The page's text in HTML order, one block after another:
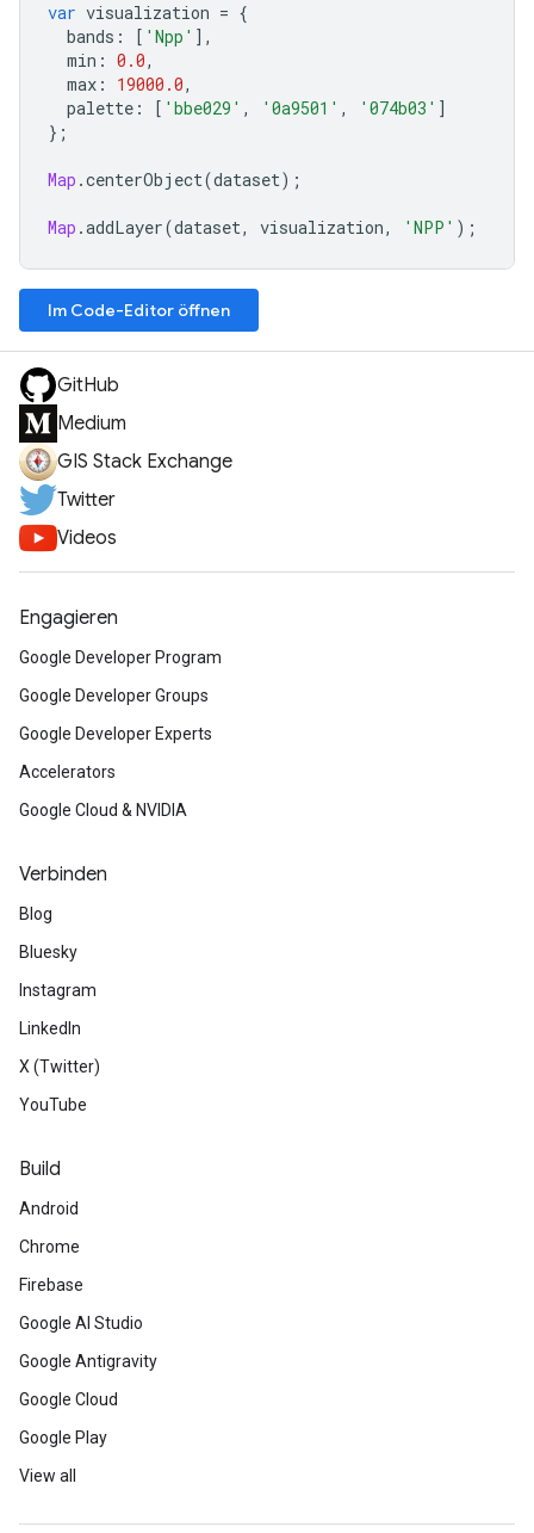
var visualization = {
bands : [ 'Npp' ],
min : 0.0,
max : 19000.0,
palette : [ 'bbe029' , '0a9501' , '074b03' ]
};
Map .centerObject(dataset);
Map .addLayer(dataset, visualization, 'NPP' );
Im Code-Editor öffnen
GitHub
Medium
GIS Stack Exchange
Twitter
Videos
Engagieren
Google Developer Program
Google Developer Groups
Google Developer Experts
Accelerators
Google Cloud & NVIDIA
Verbinden
Blog
Bluesky
Instagram
LinkedIn
X (Twitter)
YouTube
Build
Android
Chrome
Firebase
Google AI Studio
Google Antigravity
Google Cloud
Google Play
View all